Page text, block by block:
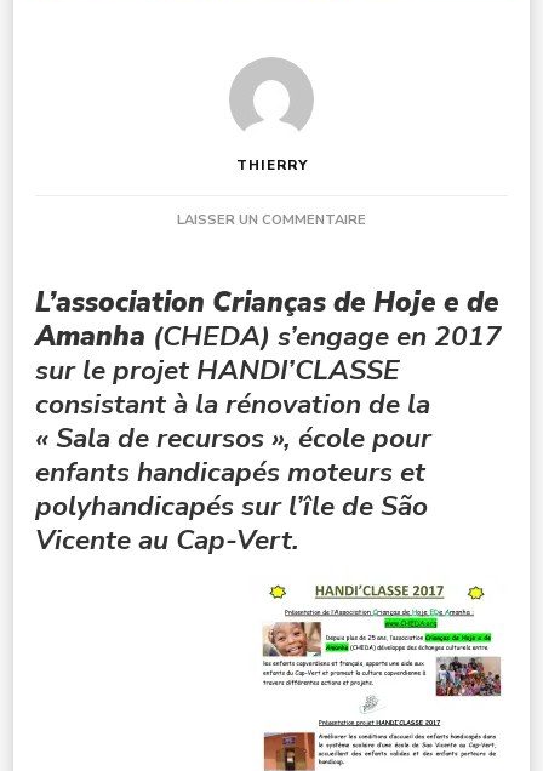
THIERRY
LAISSER UN COMMENTAIRE
2017
L’association Crianças de Hoje e de
Amanha (CHEDA) s’engage en 2017
sur le projet HANDI’CLASSE
consistant à la rénovation de la
« Sala de recursos », école pour
enfants handicapés moteurs et
polyhandicapés sur l’île de São
Vicente au Cap-Vert.